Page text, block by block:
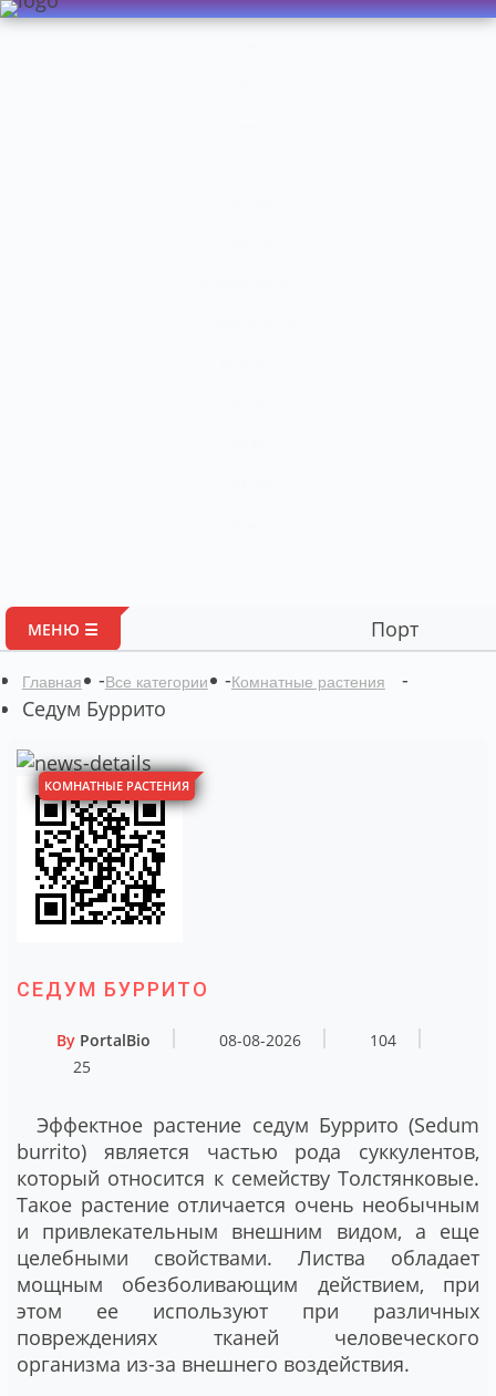
МЕНЮ ☰ Портал авторских
Главная -Все категории -Комнатные растения
-
Седум Буррито
КОМНАТНЫЕ РАСТЕНИЯ
СЕДУМ БУРРИТО
By PortalBio 08-08-2026
104
25
Эффектное растение седум Буррито (Sedum
burrito) является частью рода суккулентов,
который относится к семейству Толстянковые.
Такое растение отличается очень необычным
и привлекательным внешним видом, а еще
целебными свойствами. Листва обладает
мощным обезболивающим действием, при
этом ее используют при различных
повреждениях тканей человеческого
организма из-за внешнего воздействия.